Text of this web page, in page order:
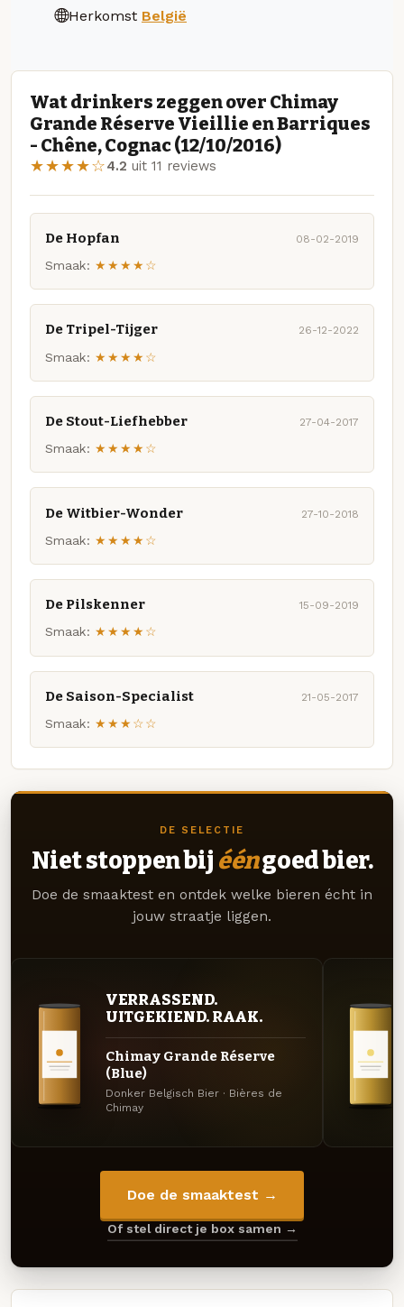
Herkomst België
Wat drinkers zeggen over Chimay
Grande Réserve Vieillie en Barriques
- Chêne, Cognac (12/10/2016)
★★★★☆4.2 uit 11 reviews
De Hopfan 08-02-2019
Smaak: ★★★★☆
De Tripel-Tijger 26-12-2022
Smaak: ★★★★☆
De Stout-Liefhebber 27-04-2017
Smaak: ★★★★☆
De Witbier-Wonder 27-10-2018
Smaak: ★★★★☆
De Pilskenner 15-09-2019
Smaak: ★★★★☆
De Saison-Specialist 21-05-2017
Smaak: ★★★☆☆
DE SELECTIE
Niet stoppen bij ééngoed bier.
Doe de smaaktest en ontdek welke bieren écht in
jouw straatje liggen.
VERRASSEND.
UITGEKIEND. RAAK.
Chimay Grande Réserve
(Blue)
Donker Belgisch Bier · Bières de
Chimay
Doe de smaaktest →
Of stel direct je box samen →